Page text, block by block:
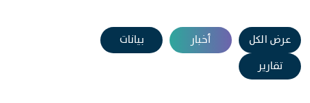
عرض الكل أخبار
بيانات
تقارير